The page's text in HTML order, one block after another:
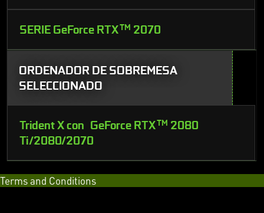
SERIE GeForce RTXTM 2070
ORDENADOR DE SOBREMESA
SELECCIONADO
Trident X con GeForce RTXTM 2080
Ti/2080/2070
Terms and Conditions